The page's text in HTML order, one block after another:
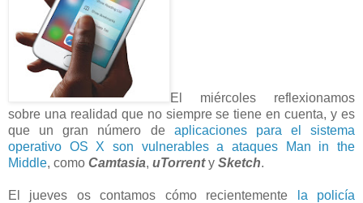
El miércoles reflexionamos
sobre una realidad que no siempre se tiene en cuenta, y es
que un gran número de aplicaciones para el sistema
operativo OS X son vulnerables a ataques Man in the
Middle, como Camtasia, uTorrenty Sketch.
El jueves os contamos cómo recientemente
la policía